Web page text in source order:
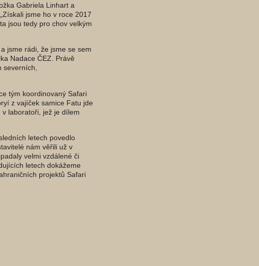
Gabriela Linhart a
jsme ho v roce 2017
jsou tedy pro chov velkým
jsme rádi, že jsme se sem
Nadace ČEZ. Právě
severních,
tým koordinovaný Safari
z vajíček samice Fatu jde
laboratoři, jež je dílem
letech povedlo
nám věřili už v
velmi vzdálené či
letech dokážeme
projektů Safari